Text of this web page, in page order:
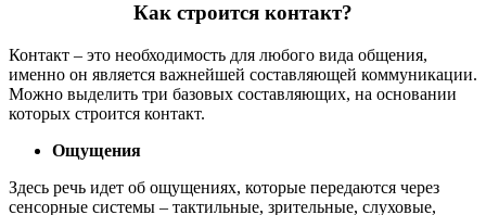
Как строится контакт?
Контакт – это необходимость для любого вида общения,
именно он является важнейшей составляющей коммуникации.
Можно выделить три базовых составляющих, на основании
которых строится контакт.
Ощущения
Здесь речь идет об ощущениях, которые передаются через
сенсорные системы – тактильные, зрительные, слуховые,